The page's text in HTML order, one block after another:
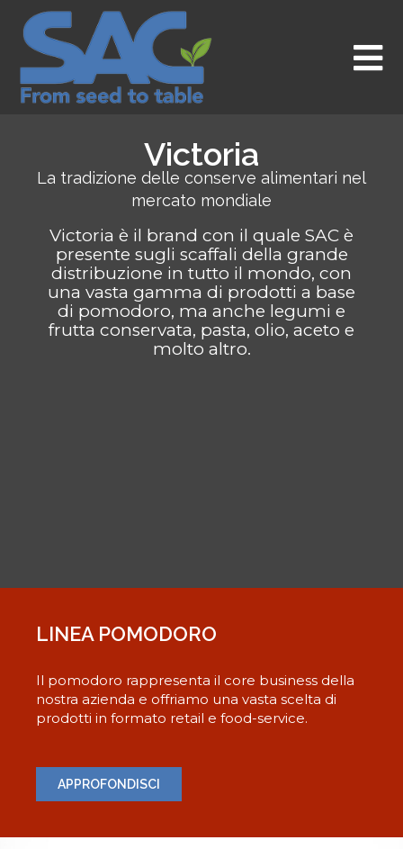
contenuto
Victoria
La tradizione delle conserve alimentari nel
mercato mondiale
Victoria è il brand con il quale SAC è
presente sugli scaffali della grande
distribuzione in tutto il mondo, con
una vasta gamma di prodotti a base
di pomodoro, ma anche legumi e
frutta conservata, pasta, olio, aceto e
molto altro.
LINEA POMODORO
Il pomodoro rappresenta il core business della
nostra azienda e offriamo una vasta scelta di
prodotti in formato retail e food-service.
APPROFONDISCI